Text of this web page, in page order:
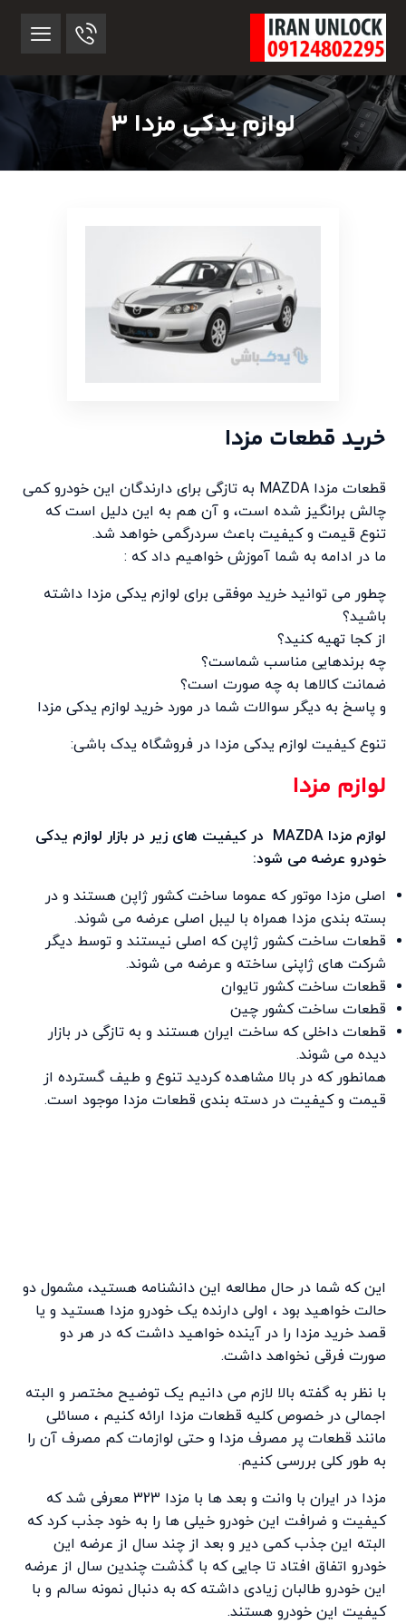
لوازم یدکی مزدا 3
خرید قطعات مزدا
قطعات مزدا MAZDA به تازگی برای دارندگان این خودرو کمی
چالش برانگیز شده است، و آن هم به این دلیل است که
تنوع قیمت و کیفیت باعث سردرگمی خواهد شد.
ما در ادامه به شما آموزش خواهیم داد که :
چطور می توانید خرید موفقی برای لوازم یدکی مزدا داشته
باشید؟
از کجا تهیه کنید؟
چه برندهایی مناسب شماست؟
ضمانت کالاها به چه صورت است؟
و پاسخ به دیگر سوالات شما در مورد خرید لوازم یدکی مزدا
تنوع کیفیت لوازم یدکی مزدا در فروشگاه یدک باشی:
لوازم مزدا
لوازم مزدا MAZDA در کیفیت های زیر در بازار لوازم یدکی
خودرو عرضه می شود:
اصلی مزدا موتور که عموما ساخت کشور ژاپن هستند و در
بسته بندی مزدا همراه با لیبل اصلی عرضه می شوند.
قطعات ساخت کشور ژاپن که اصلی نیستند و توسط دیگر
شرکت های ژاپنی ساخته و عرضه می شوند.
قطعات ساخت کشور تایوان
قطعات ساخت کشور چین
قطعات داخلی که ساخت ایران هستند و به تازگی در بازار
دیده می شوند.
همانطور که در بالا مشاهده کردید تنوع و طیف گسترده از
قیمت و کیفیت در دسته بندی قطعات مزدا موجود است.
این که شما در حال مطالعه این دانشنامه هستید، مشمول دو
حالت خواهید بود ، اولی دارنده یک خودرو مزدا هستید و یا
قصد خرید مزدا را در آینده خواهید داشت که در هر دو
صورت فرقی نخواهد داشت.
با نظر به گفته بالا لازم می دانیم یک توضیح مختصر و البته
اجمالی در خصوص کلیه قطعات مزدا ارائه کنیم ، مسائلی
مانند قطعات پر مصرف مزدا و حتی لوازمات کم مصرف آن را
به طور کلی بررسی کنیم.
مزدا در ایران با وانت و بعد ها با مزدا 323 معرفی شد که
کیفیت و ضرافت این خودرو خیلی ها را به خود جذب کرد که
البته این جذب کمی دیر و بعد از چند سال از عرضه این
خودرو اتفاق افتاد تا جایی که با گذشت چندین سال از عرضه
این خودرو طالبان زیادی داشته که به دنبال نمونه سالم و با
کیفیت این خودرو هستند.